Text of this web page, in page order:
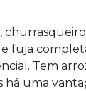
fuja
Tem
há uma